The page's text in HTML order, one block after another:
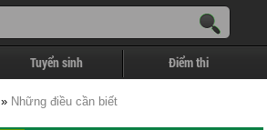
Tuyển sinh Điểm thi
» Những điều cần biết